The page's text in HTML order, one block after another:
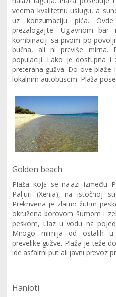
veoma kvalitetnu uslugu, a
uz konzumaciju pića.
prezalogajite. Uglavnom bar
kombinaciji sa pivom po
bučna, ali ni previše mirna.
populaciji. Lako je dostupna i
preterana gužva. Do ove
lokalnim autobusom. Plaža
Golden beach
Plaža koja se nalazi između
Paljuri (Xenia), na istočnoj
Prekrivena je zlatno-žutim
okružena borovom šumom i
peskom, ulaz u vodu na
Mnogo mirnija od ostalih u
prevelike gužve. Plaža je teže
ide asfaltni put ali javni prevoz
Hanioti